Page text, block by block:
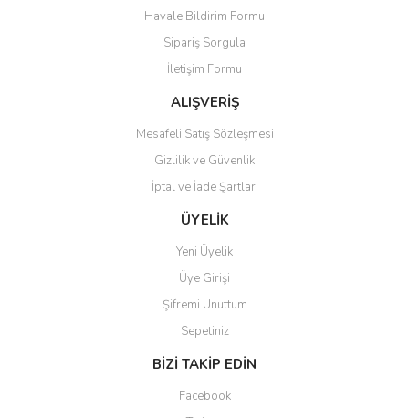
Ürün açıklamasında eksik bilgiler bulunuyor.
Ürün bilgilerinde hatalar bulunuyor.
Ürün fiyatı diğer sitelerden daha pahalı.
Bu ürüne benzer farklı alternatifler olmalı.
Gönder
Havale Bildirim Formu
Sipariş Sorgula
İletişim Formu
ALIŞVERİŞ
Mesafeli Satış Sözleşmesi
Gizlilik ve Güvenlik
İptal ve İade Şartları
ÜYELİK
Yeni Üyelik
Üye Girişi
Şifremi Unuttum
Sepetiniz
BİZİ TAKİP EDİN
Facebook